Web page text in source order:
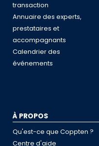
transaction
Annuaire des experts,
prestataires et
accompagnants
Calendrier des
événements
À PROPOS
Qu'est-ce que Coppten ?
Centre d'aide